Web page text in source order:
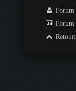
Forum
Forum